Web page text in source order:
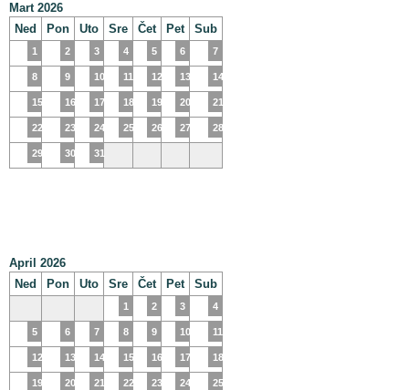
Mart 2026
Ned
Pon Uto Sre Čet Pet Sub
1 2 3 4 5 6 7
8 9 10 11 12 13 14
15 16 17 18 19 20 21
22 23 24 25 26 27 28
29 30 31
April 2026
Ned
Pon Uto Sre Čet Pet Sub
1 2 3 4
5 6 7 8 9 10 11
12 13 14 15 16 17 18
19 20 21 22 23 24 25